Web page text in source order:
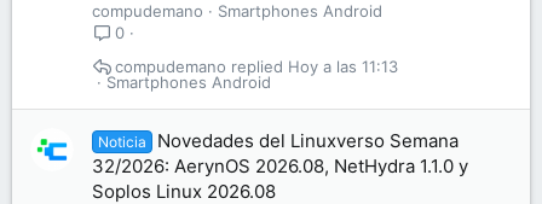
compudemano
Smartphones Android
0
Smartphones Android
Hoy a las 11:13
compudemano
Noticia
Novedades del Linuxverso Semana
32/2026: AerynOS 2026.08, NetHydra 1.1.0 y
Soplos Linux 2026.08